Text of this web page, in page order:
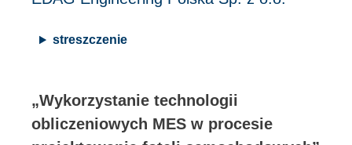
streszczenie
„Wykorzystanie technologii
obliczeniowych MES w procesie